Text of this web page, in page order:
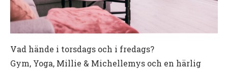
Vad hände i torsdags och i fredags?
Gym, Yoga, Millie & Michellemys och en härlig